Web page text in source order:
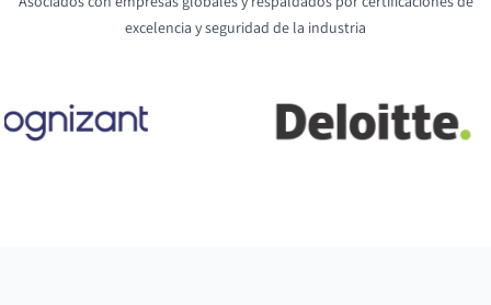
excelencia y seguridad de la industria